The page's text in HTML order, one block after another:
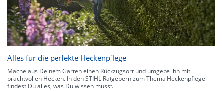
Alles für die perfekte Heckenpflege
Mache aus Deinem Garten einen Rückzugsort und umgebe ihn mit
prachtvollen Hecken. In den STIHL Ratgebern zum Thema Heckenpflege
findest Du alles, was Du wissen musst.